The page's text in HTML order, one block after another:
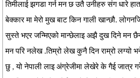
तिमीलाई झगडा गर्न मन छ उतै उनीहरु संग धारे
बेक्कार मा मेरो मुख बाट किन गाली खान्छौ.
सुस्ते भएर जन्मिएको मान्छेलाइ अझै दुख दिने मन
मन परि नलेख .तिम्रो लेख कुनै दिन राम्रो लग्यो
छु , यो नेपाली लाइ अंग्रेजीमा लेखेरे के गैई जात्र